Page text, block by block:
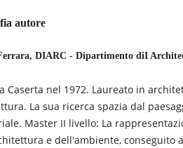
autore
DIARC - Dipartimento diI
Caserta nel 1972. Laureato in
La sua ricerca spazia dal
Master II livello: La
e dell'ambiente, conseguito